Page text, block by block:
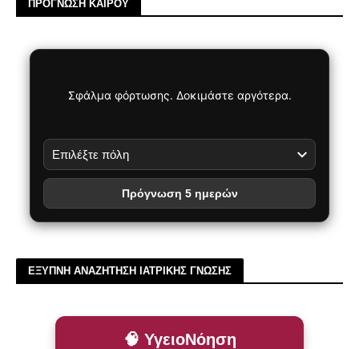
ΠΡΟΓΝΩΣΗ ΚΑΙΡΟΥ
Σφάλμα φόρτωσης. Δοκιμάστε αργότερα.
Πρόγνωση 5 ημερών
ΕΞΥΠΝΗ ΑΝΑΖΗΤΗΣΗ ΙΑΤΡΙΚΗΣ ΓΝΩΣΗΣ
🧠 ΥγειοΝόηση